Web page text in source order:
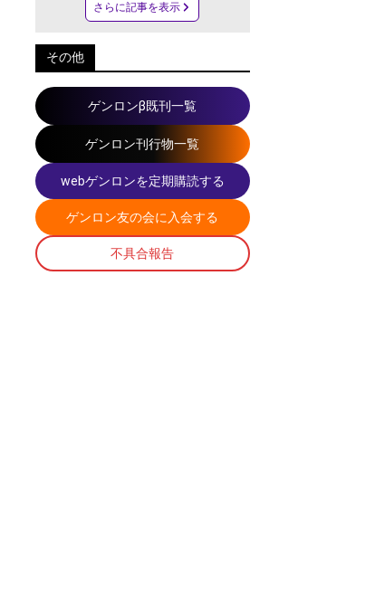
さらに記事を表示
その他
ゲンロンβ既刊一覧
ゲンロン刊行物一覧
webゲンロンを定期購読する
ゲンロン友の会に入会する
不具合報告